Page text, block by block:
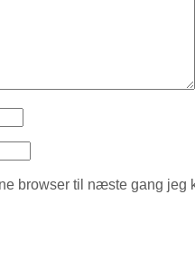
browser til næste gang jeg